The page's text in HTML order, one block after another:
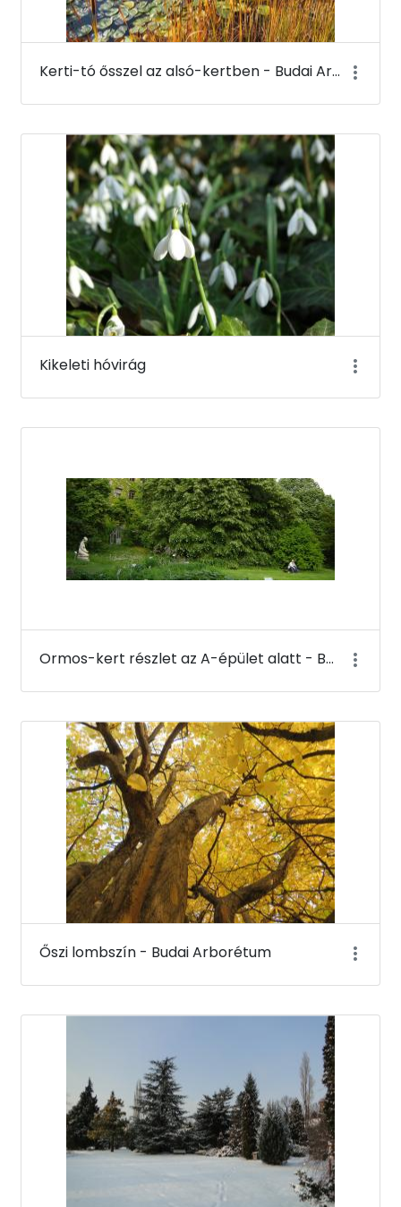
Kerti-tó ősszel az alsó-kertben - Budai Arborétum
Kikeleti hóvirág
Ormos-kert részlet az A-épület alatt - Budai Arborétum
Őszi lombszín - Budai Arborétum